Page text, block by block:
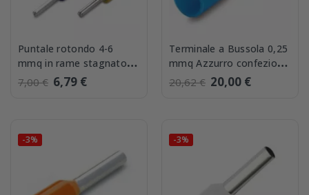
Puntale rotondo 4-6
mmq in rame stagnato
Giallo 50 pezzi BMM
00350
7,00 € 6,79 €
Terminale a Bussola 0,25
mmq Azzurro confezione
500 pezzi BMM 00500
20,62 € 20,00 €
-3% -3%